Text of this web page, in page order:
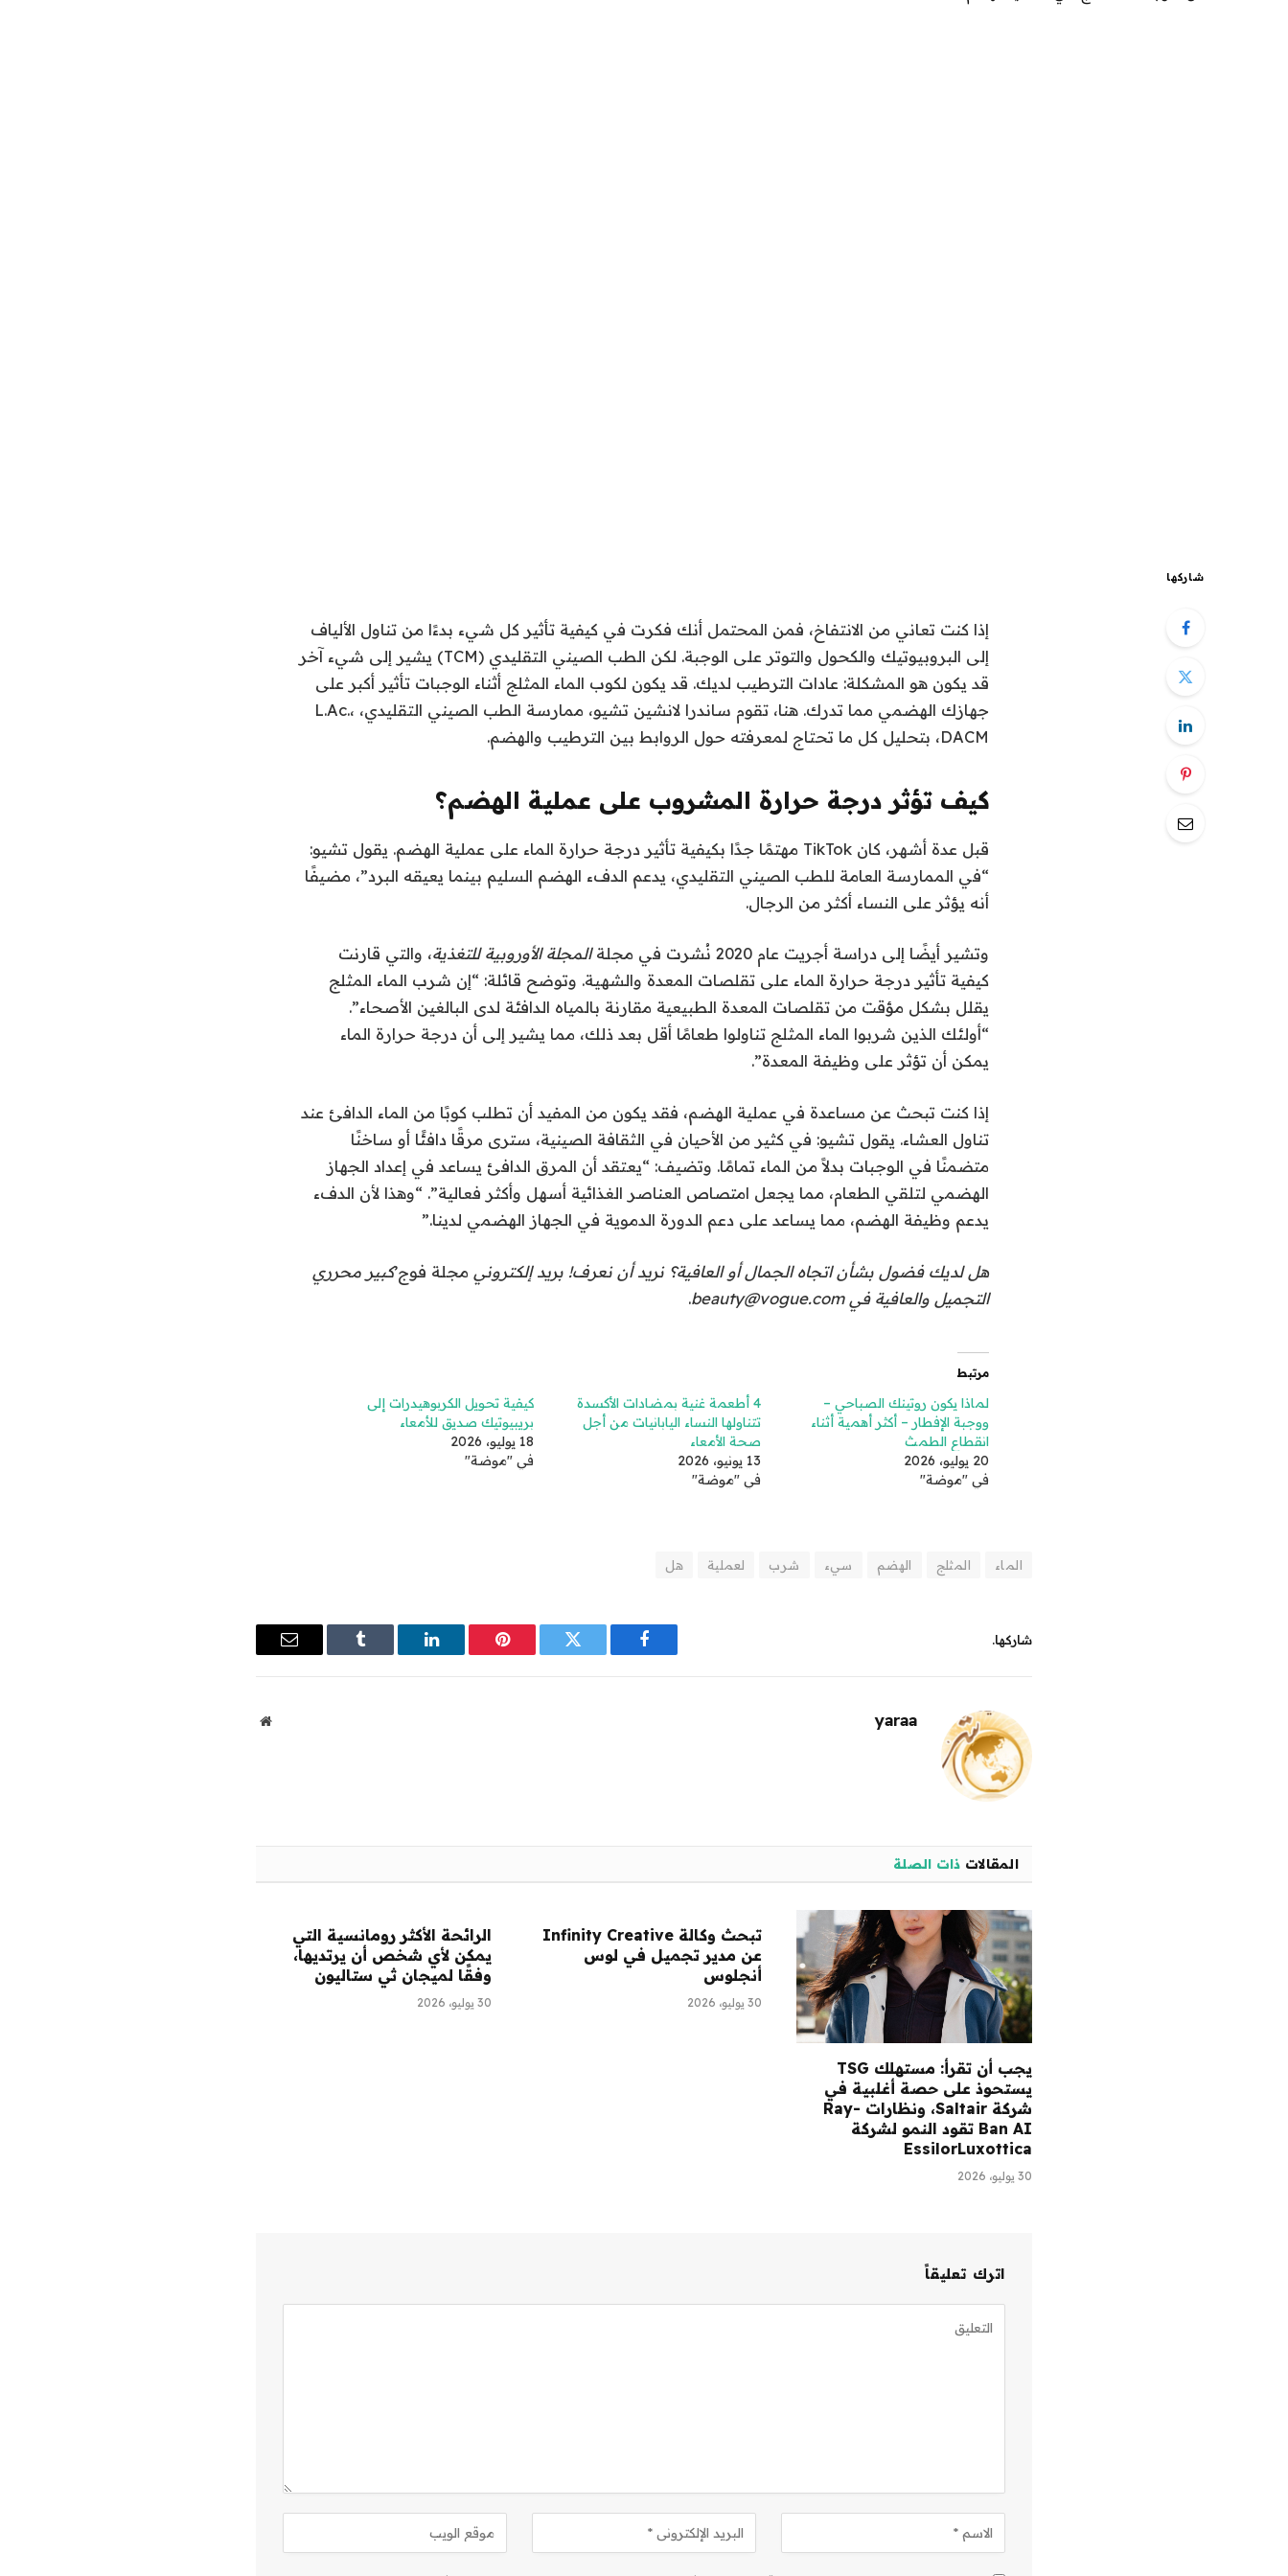
شاركها
إذا كنت تعاني من الانتفاخ، فمن المحتمل أنك فكرت في كيفية تأثير كل شيء بدءًا من تناول الألياف
إلى البروبيوتيك والكحول والتوتر على الوجبة. لكن الطب الصيني التقليدي (TCM) يشير إلى شيء آخر
قد يكون هو المشكلة: عادات الترطيب لديك. قد يكون لكوب الماء المثلج أثناء الوجبات تأثير أكبر على
جهازك الهضمي مما تدرك. هنا، تقوم ساندرا لانشين تشيو، ممارسة الطب الصيني التقليدي، L.Ac.،
DACM، بتحليل كل ما تحتاج لمعرفته حول الروابط بين الترطيب والهضم.
كيف تؤثر درجة حرارة المشروب على عملية الهضم؟
قبل عدة أشهر، كان TikTok مهتمًا جدًا بكيفية تأثير درجة حرارة الماء على عملية الهضم. يقول تشيو:
“في الممارسة العامة للطب الصيني التقليدي، يدعم الدفء الهضم السليم بينما يعيقه البرد”، مضيفًا
أنه يؤثر على النساء أكثر من الرجال.
وتشير أيضًا إلى دراسة أجريت عام 2020 نُشرت في مجلة المجلة الأوروبية للتغذية، والتي قارنت
كيفية تأثير درجة حرارة الماء على تقلصات المعدة والشهية. وتوضح قائلة: “إن شرب الماء المثلج
يقلل بشكل مؤقت من تقلصات المعدة الطبيعية مقارنة بالمياه الدافئة لدى البالغين الأصحاء”.
“أولئك الذين شربوا الماء المثلج تناولوا طعامًا أقل بعد ذلك، مما يشير إلى أن درجة حرارة الماء
يمكن أن تؤثر على وظيفة المعدة”.
إذا كنت تبحث عن مساعدة في عملية الهضم، فقد يكون من المفيد أن تطلب كوبًا من الماء الدافئ عند
تناول العشاء. يقول تشيو: في كثير من الأحيان في الثقافة الصينية، سترى مرقًا دافئًا أو ساخنًا
متضمنًا في الوجبات بدلاً من الماء تمامًا. وتضيف: “يعتقد أن المرق الدافئ يساعد في إعداد الجهاز
الهضمي لتلقي الطعام، مما يجعل امتصاص العناصر الغذائية أسهل وأكثر فعالية”. “وهذا لأن الدفء
يدعم وظيفة الهضم، مما يساعد على دعم الدورة الدموية في الجهاز الهضمي لدينا.”
هل لديك فضول بشأن اتجاه الجمال أو العافية؟ نريد أن نعرف! بريد إلكتروني مجلة فوج’كبير محرري
التجميل والعافية في beauty@vogue.com
.
مرتبط
لماذا يكون روتينك الصباحي –
ووجبة الإفطار – أكثر أهمية أثناء
انقطاع الطمث
20 يوليو، 2026
في "موضة"
4 أطعمة غنية بمضادات الأكسدة
تتناولها النساء اليابانيات من أجل
صحة الأمعاء
13 يونيو، 2026
في "موضة"
كيفية تحويل الكربوهيدرات إلى
بريبيوتيك صديق للأمعاء
18 يوليو، 2026
في "موضة"
الماء المثلج الهضم سيء شرب لعملية هل
شاركها.
فيسبوك تويتر بينتيريستلينكدإن Tumblr
البريد
yaraa
موقع
المقالات ذات الصلة
يجب أن تقرأ: مستهلك TSG
يستحوذ على حصة أغلبية في
شركة Saltair، ونظارات Ray-
Ban AI تقود النمو لشركة
EssilorLuxottica
30 يوليو، 2026
تبحث وكالة Infinity Creative
عن مدير تجميل في لوس
أنجلوس
30 يوليو، 2026
الرائحة الأكثر رومانسية التي
يمكن لأي شخص أن يرتديها،
وفقًا لميجان ثي ستاليون
30 يوليو، 2026
اترك تعليقاً